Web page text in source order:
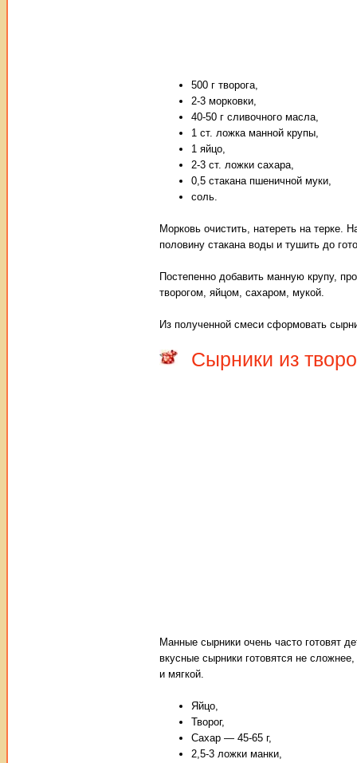
500 г творога,
2-3 морковки,
40-50 г сливочного масла,
1 ст. ложка манной крупы,
1 яйцо,
2-3 ст. ложки сахара,
0,5 стакана пшеничной муки,
соль.
Морковь очистить, натереть на терке.
половину стакана воды и тушить до
Постепенно добавить манную крупу,
творогом, яйцом, сахаром, мукой.
Из полученной смеси сформовать
Сырники из
Манные сырники очень часто готовят
вкусные сырники готовятся не
и мягкой.
Яйцо,
Творог,
Сахар — 45-65 г,
2,5-3 ложки манки,